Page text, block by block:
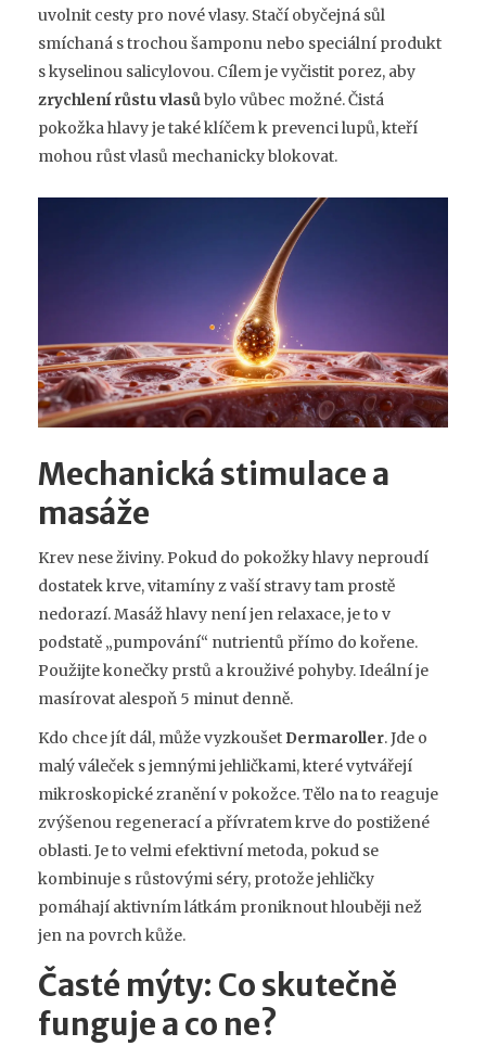
uvolnit cesty pro nové vlasy. Stačí obyčejná sůl
smíchaná s trochou šamponu nebo speciální produkt
s kyselinou salicylovou. Cílem je vyčistit porez, aby
zrychlení růstu vlasůbylo vůbec možné. Čistá
pokožka hlavy je také klíčem k prevenci lupů, kteří
mohou růst vlasů mechanicky blokovat.
Mechanická stimulace a
masáže
Krev nese živiny. Pokud do pokožky hlavy neproudí
dostatek krve, vitamíny z vaší stravy tam prostě
nedorazí. Masáž hlavy není jen relaxace, je to v
podstatě „pumpování“ nutrientů přímo do kořene.
Použijte konečky prstů a krouživé pohyby. Ideální je
masírovat alespoň 5 minut denně.
Kdo chce jít dál, může vyzkoušet Dermaroller. Jde o
malý váleček s jemnými jehličkami, které vytvářejí
mikroskopické zranění v pokožce. Tělo na to reaguje
zvýšenou regenerací a přívratem krve do postižené
oblasti. Je to velmi efektivní metoda, pokud se
kombinuje s růstovými séry, protože jehličky
pomáhají aktivním látkám proniknout hlouběji než
jen na povrch kůže.
Časté mýty: Co skutečně
funguje a co ne?